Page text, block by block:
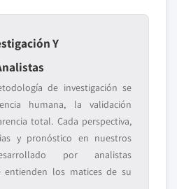
Y
de investigación se
humana, la validación
total. Cada perspectiva,
y pronóstico en nuestros
por analistas
entienden los matices de su